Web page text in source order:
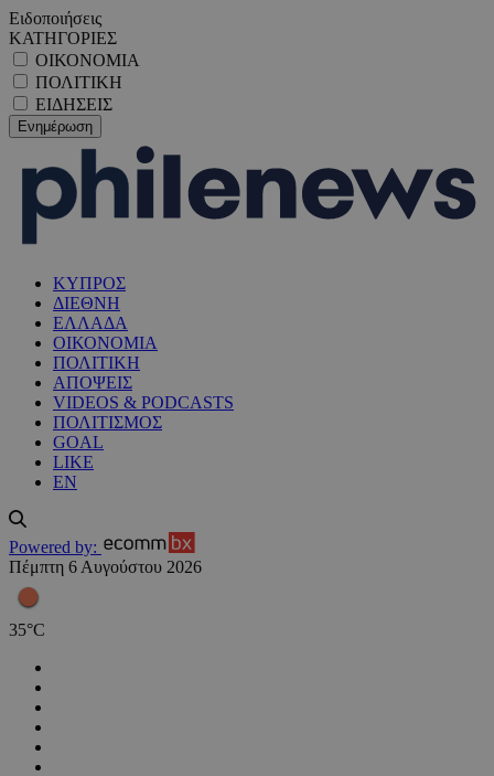
Ειδοποιήσεις
ΚΑΤΗΓΟΡΙΕΣ
ΟΙΚΟΝΟΜΙΑ
ΠΟΛΙΤΙΚΗ
ΕΙΔΗΣΕΙΣ
ΚΥΠΡΟΣ
ΔΙΕΘΝΗ
ΕΛΛΑΔΑ
ΟΙΚΟΝΟΜΙΑ
ΠΟΛΙΤΙΚΗ
ΑΠΟΨΕΙΣ
VIDEOS & PODCASTS
ΠΟΛΙΤΙΣΜΟΣ
GOAL
LIKE
EN
Powered by:
Πέμπτη 6 Αυγούστου 2026
35°C